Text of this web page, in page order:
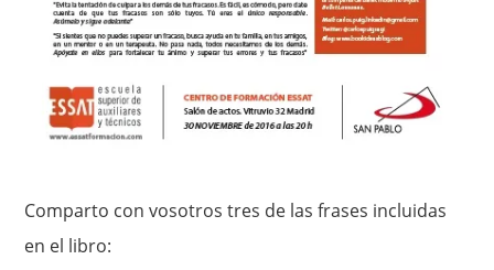
Comparto con vosotros tres de las frases incluidas
en el libro: